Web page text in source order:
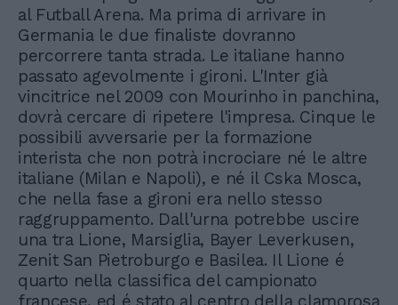
al Futball Arena. Ma prima di arrivare in
Germania le due finaliste dovranno
percorrere tanta strada. Le italiane hanno
passato agevolmente i gironi. L'Inter già
vincitrice nel 2009 con Mourinho in panchina,
dovrà cercare di ripetere l'impresa. Cinque le
possibili avversarie per la formazione
interista che non potrà incrociare né le altre
italiane (Milan e Napoli), e né il Cska Mosca,
che nella fase a gironi era nello stesso
raggruppamento. Dall'urna potrebbe uscire
una tra Lione, Marsiglia, Bayer Leverkusen,
Zenit San Pietroburgo e Basilea. Il Lione é
quarto nella classifica del campionato